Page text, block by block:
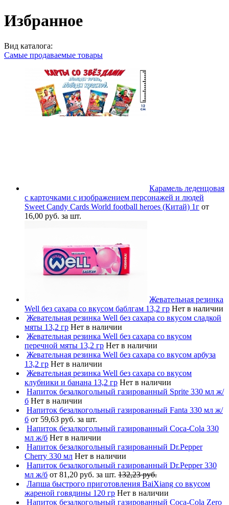
Избранное
Вид каталога:
Самые продаваемые товары
Карамель леденцовая
с карточками с изображением персонажей и людей
Sweet Candy Cards World football heroes (Китай) 1г от
16,00 руб. за шт.
Жевательная резинка
Well без сахара со вкусом баблгам 13,2 гр Нет в наличии
Жевательная резинка Well без сахара со вкусом сладкой
мяты 13,2 гр Нет в наличии
Жевательная резинка Well без сахара со вкусом
перечной мяты 13,2 гр Нет в наличии
Жевательная резинка Well без сахара со вкусом арбуза
13,2 гр Нет в наличии
Жевательная резинка Well без сахара со вкусом
клубники и банана 13,2 гр Нет в наличии
Напиток безалкогольный газированный Sprite 330 мл ж/
б Нет в наличии
Напиток безалкогольный газированный Fanta 330 мл ж/
б от 59,63 руб. за шт.
Напиток безалкогольный газированный Coca-Cola 330
мл ж/б Нет в наличии
Напиток безалкогольный газированный Dr.Pepper
Cherry 330 мл Нет в наличии
Напиток безалкогольный газированный Dr.Pepper 330
мл ж/б от 81,20 руб. за шт. 132,23 руб.
Лапша быстрого приготовления BaiXiang со вкусом
жареной говядины 120 гр Нет в наличии
Напиток безалкогольный газированный Coca-Cola Zero